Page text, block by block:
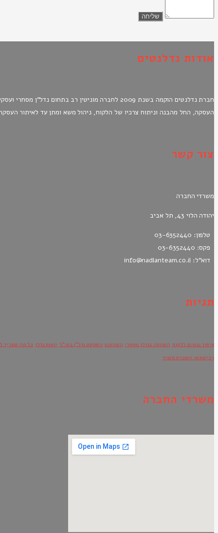
אודות נדלנטים
חברת נדלנטים הוקמה בשנת 2009 לחברה מוניטין
העסקה, החל מהבנה וניתוח צרכיו של הלקוח, ניהול משא ומתן עד לאיתור
צור קשר
משרדי החברה
יהודה הלוי 43, תל אביב
טלפון: 03-6352440
פקס: 03-6352440
דוא"ל: info@nadlanteam.co.il
תגיות
איתור נכסים ללקוח השקעה בנדלן מסחרי השקעות השקעת נדל"ן בחו"ל יזמות נדלן כל מה שצריך
רכישת או השכרת משרד
משרדי החברה